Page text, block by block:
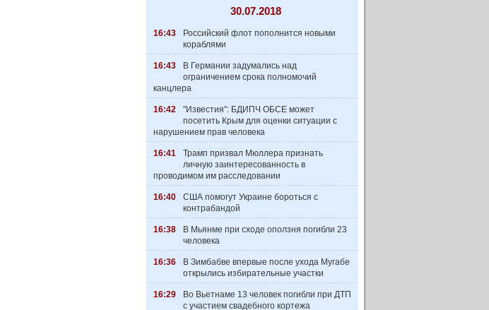
30.07.2018
16:43
Российский флот пополнится новыми
кораблями
16:43
В Германии задумались над
ограничением срока полномочий
канцлера
16:42
"Известия": БДИПЧ ОБСЕ может
посетить Крым для оценки ситуации с
нарушением прав человека
16:41
Трамп призвал Мюллера признать
личную заинтересованность в
проводимом им расследовании
16:40
США помогут Украине бороться с
контрабандой
16:38
В Мьянме при сходе оползня погибли 23
человека
16:36
В Зимбабве впервые после ухода Мугабе
открылись избирательные участки
16:29
Во Вьетнаме 13 человек погибли при ДТП
с участием свадебного кортежа